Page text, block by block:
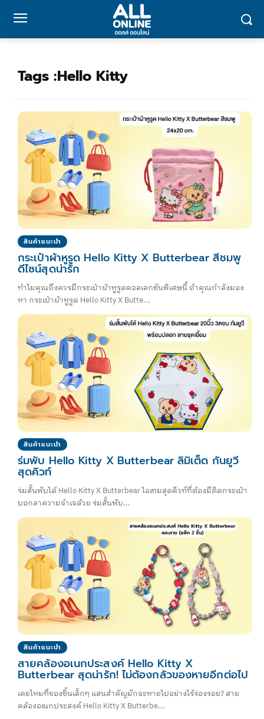
Tags :Hello Kitty
สินค้าแนะนำ
กระเป๋าผ้าหูรูด Hello Kitty X Butterbear สีชมพู
ดีไซน์สุดน่ารัก
ทำไมคุณถึงควรมีกระเป๋าผ้าหูรูดคอลเลกชันพิเศษนี้ ถ้าคุณกำลังมอง
หา กระเป๋าผ้าหูรูด Hello Kitty X Butte...
สินค้าแนะนำ
ร่มพับ Hello Kitty X Butterbear ลิมิเต็ด กันยูวี
สุดคิวท์
ร่มสั้นพับได้ Hello Kitty X Butterbear ไอเทมสุดคิวท์ที่ต้องมีติดกระเป๋า
บอกลาความจำเจด้วย ร่มสั้นพับ...
สินค้าแนะนำ
สายคล้องอเนกประสงค์ Hello Kitty X
Butterbear สุดน่ารัก! ไม่ต้องกลัวของหายอีกต่อไป
เคยไหมที่ของชิ้นเล็กๆ แสนสำคัญมักจะหายไปอย่างไร้ร่องรอย? สาย
คล้องอเนกประสงค์ Hello Kitty X Butterbe...